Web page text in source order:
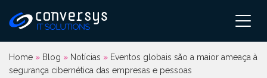
para
conteúdo
Home » Blog » Notícias » Eventos globais são a maior ameaça à
segurança cibernética das empresas e pessoas